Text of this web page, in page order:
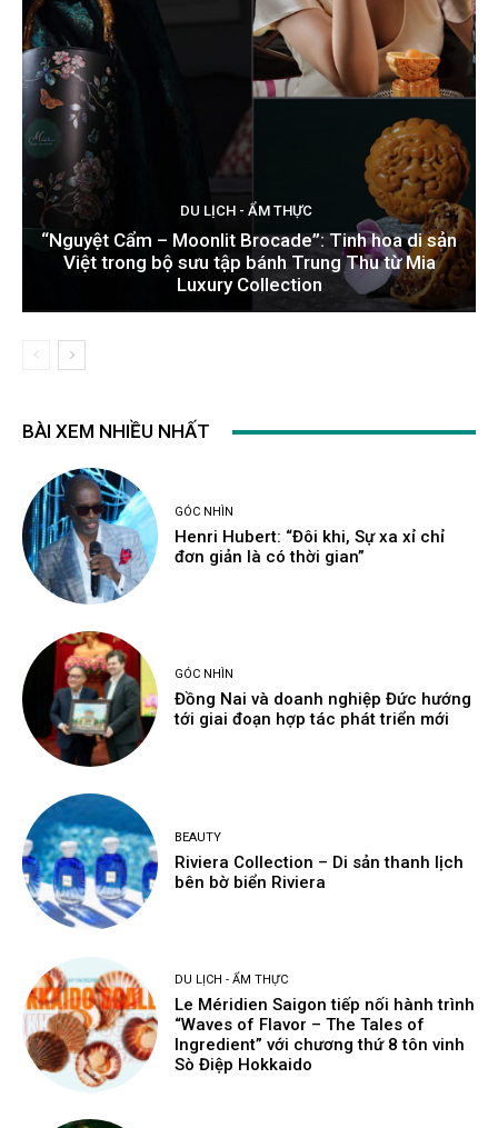
DU LỊCH - ẨM THỰC
“Nguyệt Cẩm – Moonlit Brocade”: Tinh hoa di sản
Việt trong bộ sưu tập bánh Trung Thu từ Mia
Luxury Collection
BÀI XEM NHIỀU NHẤT
GÓC NHÌN
Henri Hubert: “Đôi khi, Sự xa xỉ chỉ
đơn giản là có thời gian”
GÓC NHÌN
Đồng Nai và doanh nghiệp Đức hướng
tới giai đoạn hợp tác phát triển mới
BEAUTY
Riviera Collection – Di sản thanh lịch
bên bờ biển Riviera
DU LỊCH - ẨM THỰC
Le Méridien Saigon tiếp nối hành trình
“Waves of Flavor – The Tales of
Ingredient” với chương thứ 8 tôn vinh
Sò Điệp Hokkaido